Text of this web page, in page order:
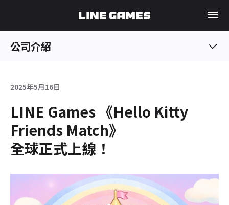
公司介紹
2025年5月16日
LINE Games 《Hello Kitty
Friends Match》
全球正式上線！